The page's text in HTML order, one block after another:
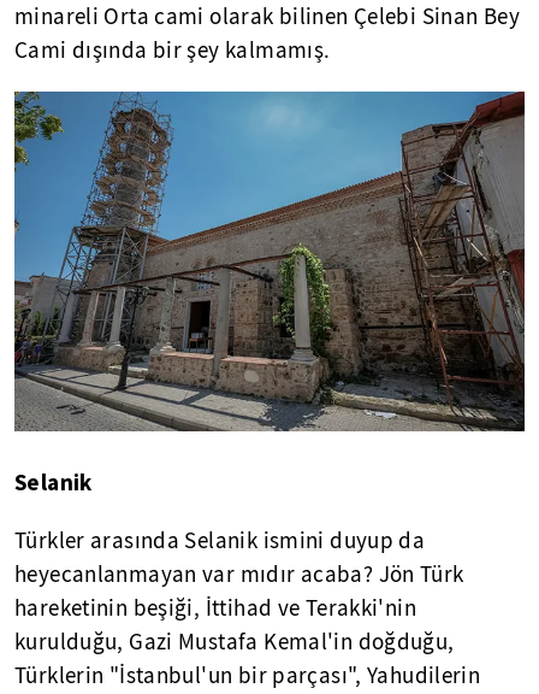
minareli Orta cami olarak bilinen Çelebi Sinan Bey
Cami dışında bir şey kalmamış.
Selanik
Türkler arasında Selanik ismini duyup da
heyecanlanmayan var mıdır acaba? Jön Türk
hareketinin beşiği, İttihad ve Terakki'nin
kurulduğu, Gazi Mustafa Kemal'in doğduğu,
Türklerin "İstanbul'un bir parçası", Yahudilerin